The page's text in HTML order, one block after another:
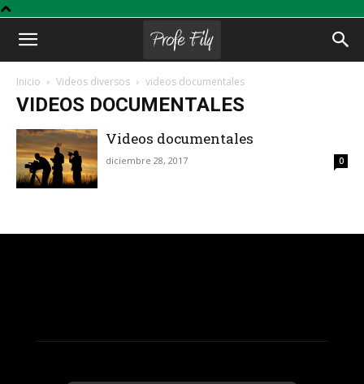
Profe
Inicio Videos diversos videos documentales
VIDEOS DOCUMENTALES
Videos documentales
diciembre 28, 2017 0